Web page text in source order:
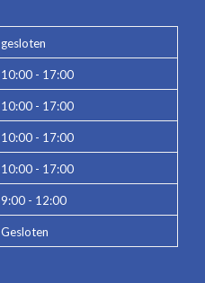
gesloten
10:00 - 17:00
10:00 - 17:00
10:00 - 17:00
10:00 - 17:00
9:00 - 12:00
Gesloten